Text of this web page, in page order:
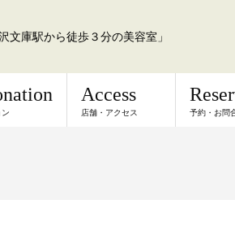
庫駅から徒歩３分の美容室」
Access
店舗・アクセス 予約・お問